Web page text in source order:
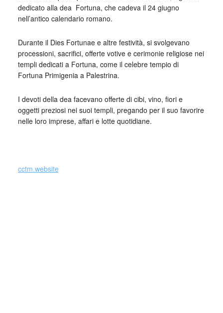
dedicato alla dea_ Fortuna, che cadeva il 24 giugno
nell’antico calendario romano.
Durante il Dies Fortunae e altre festività, si svolgevano
processioni, sacrifici, offerte votive e cerimonie religiose nei
templi dedicati a Fortuna, come il celebre tempio di
Fortuna Primigenia a Palestrina.
I devoti della dea facevano offerte di cibi, vino, fiori e
oggetti preziosi nei suoi templi, pregando per il suo favorire
nelle loro imprese, affari e lotte quotidiane.
cctm.website